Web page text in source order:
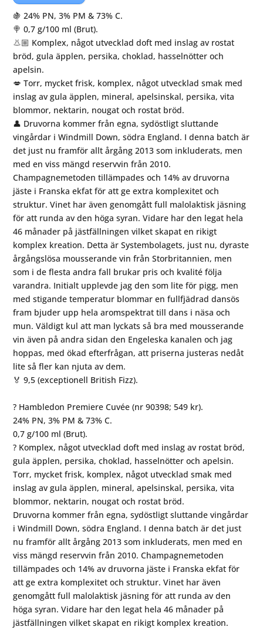
🍇 24% PN, 3% PM & 73% C.
🍭 0,7 g/100 ml (Brut).
👃🏼 Komplex, något utvecklad doft med inslag av rostat
bröd, gula äpplen, persika, choklad, hasselnötter och
apelsin.
💋 Torr, mycket frisk, komplex, något utvecklad smak med
inslag av gula äpplen, mineral, apelsinskal, persika, vita
blommor, nektarin, nougat och rostat bröd.
👤 Druvorna kommer från egna, sydöstligt sluttande
vingårdar i Windmill Down, södra England. I denna batch är
det just nu framför allt årgång 2013 som inkluderats, men
med en viss mängd reservvin från 2010.
Champagnemetoden tillämpades och 14% av druvorna
jäste i Franska ekfat för att ge extra komplexitet och
struktur. Vinet har även genomgått full malolaktisk jäsning
för att runda av den höga syran. Vidare har den legat hela
46 månader på jästfällningen vilket skapat en rikigt
komplex kreation. Detta är Systembolagets, just nu, dyraste
årgångslösa mousserande vin från Storbritannien, men
som i de flesta andra fall brukar pris och kvalité följa
varandra. Initialt upplevde jag den som lite för pigg, men
med stigande temperatur blommar en fullfjädrad dansös
fram bjuder upp hela aromspektrat till dans i näsa och
mun. Väldigt kul att man lyckats så bra med mousserande
vin även på andra sidan den Engeleska kanalen och jag
hoppas, med ökad efterfrågan, att priserna justeras nedåt
lite så fler kan njuta av dem.
🏅 9,5 (exceptionell British Fizz).
? Hambledon Premiere Cuvée (nr 90398; 549 kr).
24% PN, 3% PM & 73% C.
0,7 g/100 ml (Brut).
? Komplex, något utvecklad doft med inslag av rostat bröd,
gula äpplen, persika, choklad, hasselnötter och apelsin.
Torr, mycket frisk, komplex, något utvecklad smak med
inslag av gula äpplen, mineral, apelsinskal, persika, vita
blommor, nektarin, nougat och rostat bröd.
Druvorna kommer från egna, sydöstligt sluttande vingårdar
i Windmill Down, södra England. I denna batch är det just
nu framför allt årgång 2013 som inkluderats, men med en
viss mängd reservvin från 2010. Champagnemetoden
tillämpades och 14% av druvorna jäste i Franska ekfat för
att ge extra komplexitet och struktur. Vinet har även
genomgått full malolaktisk jäsning för att runda av den
höga syran. Vidare har den legat hela 46 månader på
jästfällningen vilket skapat en rikigt komplex kreation.